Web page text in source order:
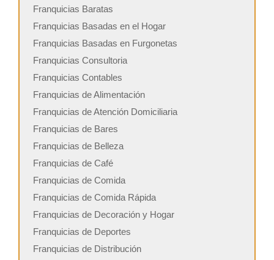
Franquicias Baratas
Franquicias Basadas en el Hogar
Franquicias Basadas en Furgonetas
Franquicias Consultoria
Franquicias Contables
Franquicias de Alimentación
Franquicias de Atención Domiciliaria
Franquicias de Bares
Franquicias de Belleza
Franquicias de Café
Franquicias de Comida
Franquicias de Comida Rápida
Franquicias de Decoración y Hogar
Franquicias de Deportes
Franquicias de Distribución